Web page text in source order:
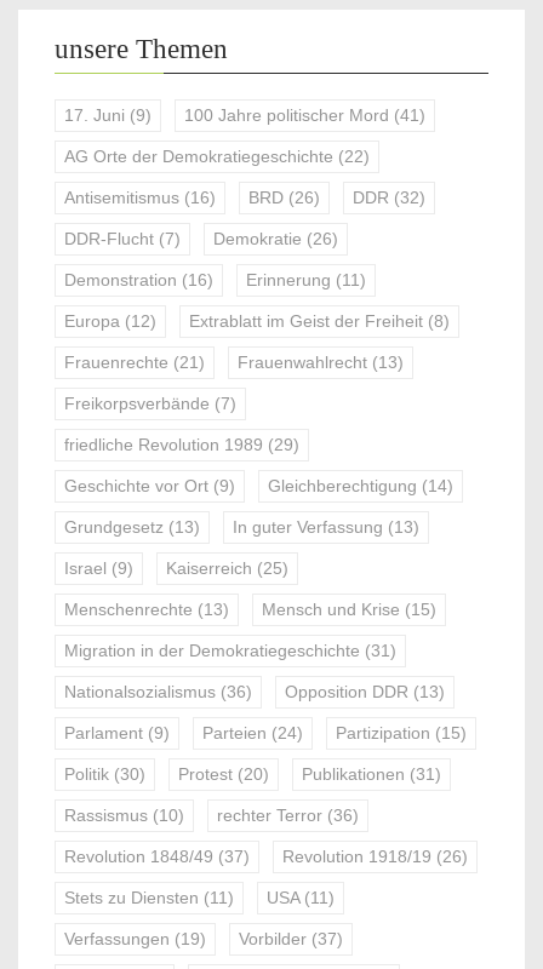
unsere Themen
17. Juni (9) 100 Jahre politischer Mord (41)
AG Orte der Demokratiegeschichte (22)
Antisemitismus (16) BRD (26) DDR (32)
DDR-Flucht (7) Demokratie (26)
Demonstration (16) Erinnerung (11)
Europa (12) Extrablatt im Geist der Freiheit (8)
Frauenrechte (21) Frauenwahlrecht (13)
Freikorpsverbände (7)
friedliche Revolution 1989 (29)
Geschichte vor Ort (9) Gleichberechtigung (14)
Grundgesetz (13) In guter Verfassung (13)
Israel (9) Kaiserreich (25)
Menschenrechte (13) Mensch und Krise (15)
Migration in der Demokratiegeschichte (31)
Nationalsozialismus (36) Opposition DDR (13)
Parlament (9) Parteien (24) Partizipation (15)
Politik (30) Protest (20) Publikationen (31)
Rassismus (10) rechter Terror (36)
Revolution 1848/49 (37) Revolution 1918/19 (26)
Stets zu Diensten (11) USA(11)
Verfassungen (19) Vorbilder (37)